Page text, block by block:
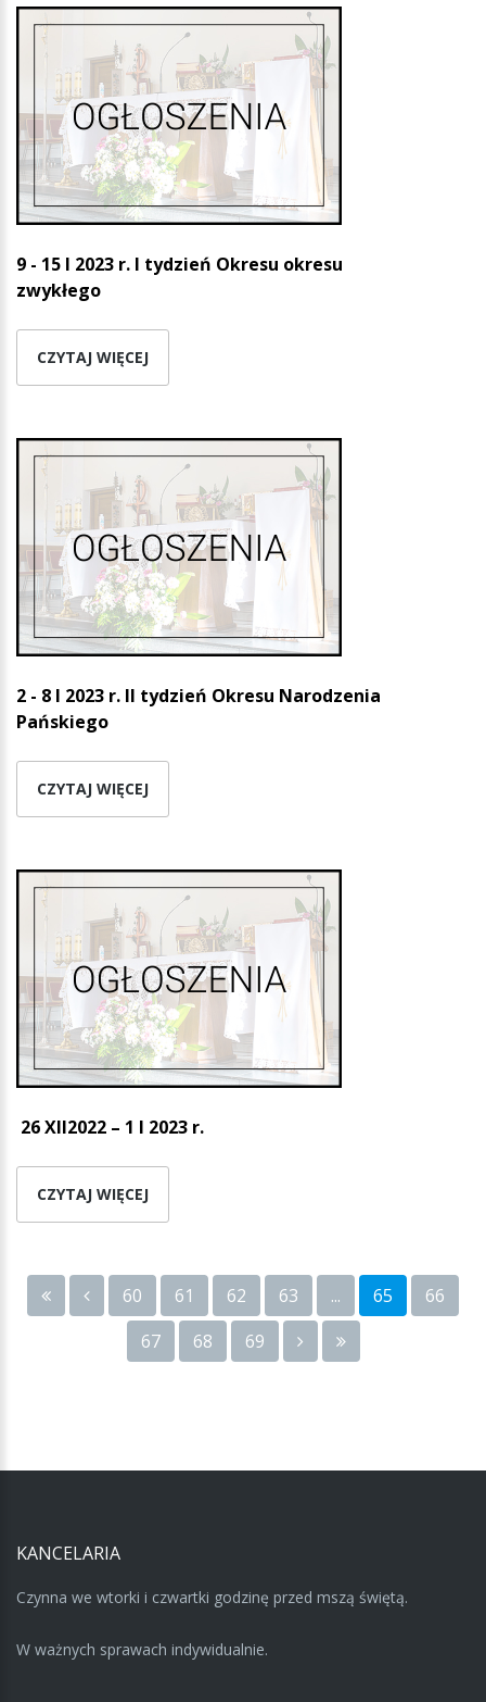
9 - 15 I 2023 r. I tydzień Okresu okresu
zwykłego
CZYTAJ WIĘCEJ
2 - 8 I 2023 r. II tydzień Okresu Narodzenia
Pańskiego
CZYTAJ WIĘCEJ
26 XII2022 – 1 I 2023 r.
CZYTAJ WIĘCEJ
60 61 62 63 ... 65
66
67
68 69
KANCELARIA
Czynna we wtorki i czwartki godzinę przed mszą świętą.
W ważnych sprawach indywidualnie.